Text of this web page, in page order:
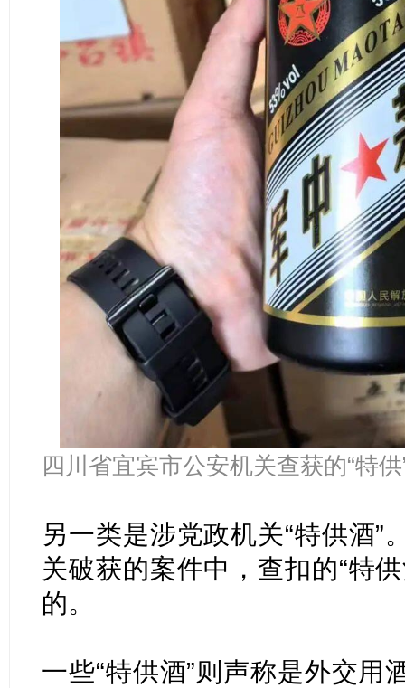
四川省宜宾市公安机关查获的“特
另一类是涉党政机关“特供酒”
关破获的案件中，查扣的“特
的。
一些“特供酒”则声称是外交用